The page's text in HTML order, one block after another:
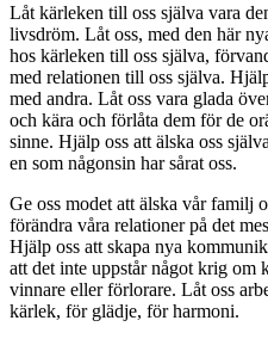
Låt kärleken till oss själva vara
livsdröm. Låt oss, med den här
hos kärleken till oss själva,
med relationen till oss själva.
med andra. Låt oss vara glada
och kära och förlåta dem för de
sinne. Hjälp oss att älska oss
en som någonsin har sårat oss.
Ge oss modet att älska vår familj
förändra våra relationer på det
Hjälp oss att skapa nya
att det inte uppstår något krig om
vinnare eller förlorare. Låt oss
kärlek, för glädje, för harmoni.